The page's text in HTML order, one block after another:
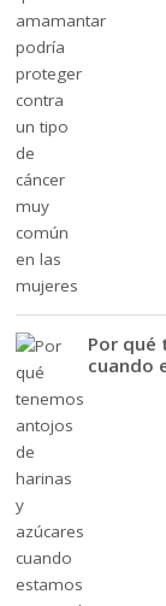
Por qué
cuando